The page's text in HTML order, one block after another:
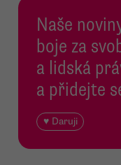
Naše
boje za
a lidská
a přidejte
♥ Daruji